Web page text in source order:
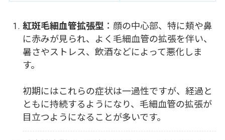
紅斑毛細血管拡張型：顔の中心部、特に頬や鼻
に赤みが見られ、よく毛細血管の拡張を伴い、
暑さやストレス、飲酒などによって悪化しま
す。
初期にはこれらの症状は一過性ですが、経過と
ともに持続するようになり、毛細血管の拡張が
目立つようになることが多いです。